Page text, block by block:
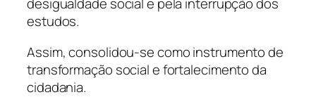
desigualdade social e pela interrupção dos
estudos.
Assim, consolidou-se como instrumento de
transformação social e fortalecimento da
cidadania.